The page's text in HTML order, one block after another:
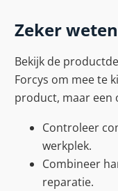
Zeker
Bekijk de
Forcys om mee te
product, maar een
Controleer
werkplek.
Combineer
reparatie.